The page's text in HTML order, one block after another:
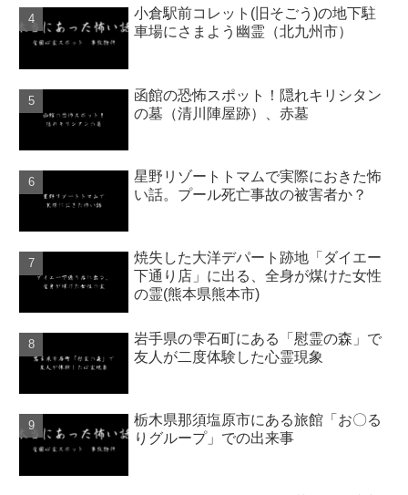
小倉駅前コレット(旧そごう)の地下駐
車場にさまよう幽霊（北九州市）
函館の恐怖スポット！隠れキリシタン
の墓（清川陣屋跡）、赤墓
星野リゾートトマムで実際におきた怖
い話。プール死亡事故の被害者か？
焼失した大洋デパート跡地「ダイエー
下通り店」に出る、全身が煤けた女性
の霊(熊本県熊本市)
岩手県の雫石町にある「慰霊の森」で
友人が二度体験した心霊現象
栃木県那須塩原市にある旅館「お〇る
りグループ」での出来事